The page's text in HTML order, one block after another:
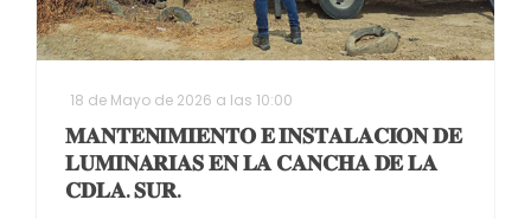
18 de Mayo de 2026 a las 10:00
𝐌𝐀𝐍𝐓𝐄𝐍𝐈𝐌𝐈𝐄𝐍𝐓𝐎 𝐄 𝐈𝐍𝐒𝐓𝐀𝐋𝐀𝐂𝐈𝐎𝐍 𝐃𝐄
𝐋𝐔𝐌𝐈𝐍𝐀𝐑𝐈𝐀𝐒 𝐄𝐍 𝐋𝐀 𝐂𝐀𝐍𝐂𝐇𝐀 𝐃𝐄 𝐋𝐀
𝐂𝐃𝐋𝐀. 𝐒𝐔𝐑.